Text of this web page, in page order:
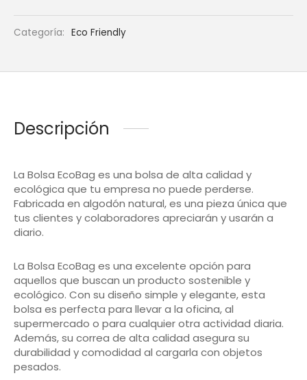
Categoría: Eco Friendly
Descripción
La Bolsa EcoBag es una bolsa de alta calidad y
ecológica que tu empresa no puede perderse.
Fabricada en algodón natural, es una pieza única que
tus clientes y colaboradores apreciarán y usarán a
diario.
La Bolsa EcoBag es una excelente opción para
aquellos que buscan un producto sostenible y
ecológico. Con su diseño simple y elegante, esta
bolsa es perfecta para llevar a la oficina, al
supermercado o para cualquier otra actividad diaria.
Además, su correa de alta calidad asegura su
durabilidad y comodidad al cargarla con objetos
pesados.